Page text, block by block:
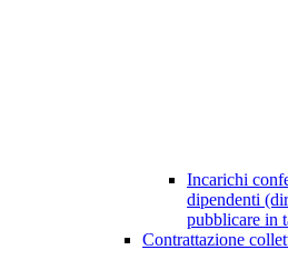
Incarichi
dipendenti
pubblicare in
Contrattazione